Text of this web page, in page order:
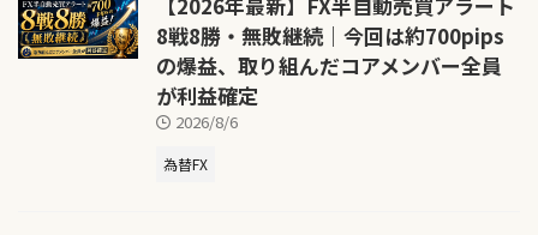
8戦8勝・無敗継続｜今回は約700pips
の爆益、取り組んだコアメンバー全員
が利益確定
2026/8/6
為替FX